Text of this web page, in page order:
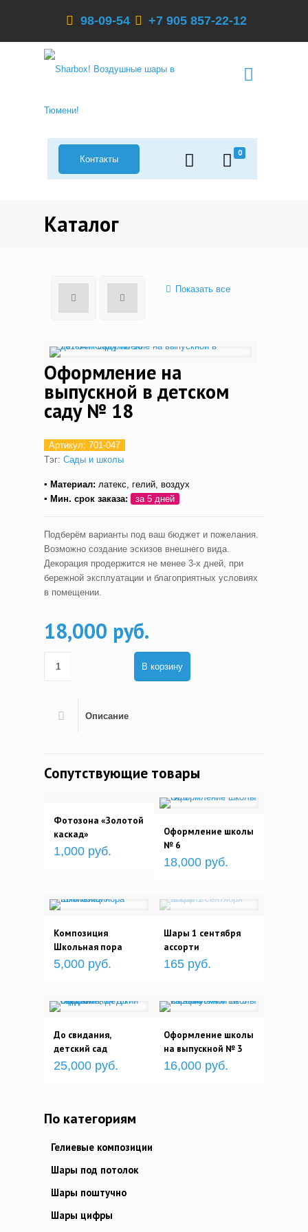
98-09-54 +7 905 857-22-12
0
Контакты
Каталог
Показать все
Оформление на
выпускной в детском
саду № 18
Артикул: 701-047
Тэг: Сады и школы
▪ Материал: латекс, гелий, воздух
▪ Мин. срок заказа:
за 5 дней
Подберём варианты под ваш бюджет и пожелания.
Возможно создание эскизов внешнего вида.
Декорация продержится не менее 3-х дней, при
бережной эксплуатации и благоприятных условиях
в помещении.
18,000 руб.
В корзину
Описание
Сопутствующие товары
Фотозона «Золотой
каскад»
1,000 руб.
Оформление школы
№ 6
18,000 руб.
Композиция
Школьная пора
5,000 руб.
Шары 1 сентября
ассорти
165 руб.
До свидания,
детский сад
25,000 руб.
Оформление школы
на выпускной № 3
16,000 руб.
По категориям
Гелиевые композиции
Шары под потолок
Шары поштучно
Шары цифры